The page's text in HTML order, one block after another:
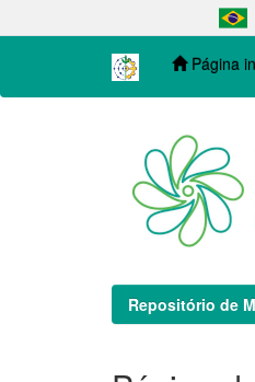
navigation
Página
Repositório de